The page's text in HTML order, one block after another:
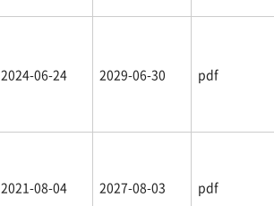
2024-06-24 2029-06-30 pdf
2021-08-04 2027-08-03 pdf